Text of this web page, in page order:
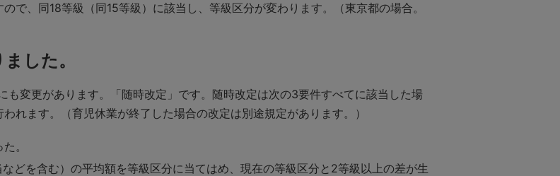
で、同18等級（同15等級）に該当し、等級区分が変わります。（東京都の場合。
した。
も変更があります。「随時改定」です。随時改定は次の3要件すべてに該当した場
れます。（育児休業が終了した場合の改定は別途規定があります。）
。
どを含む）の平均額を等級区分に当てはめ、現在の等級区分と2等級以上の差が生